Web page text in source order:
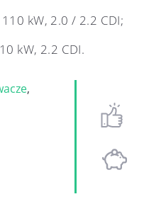
kW, 2.0 / 2.2 CDI;
kW, 2.2 CDI.
,